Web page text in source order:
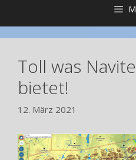
Toll was
bietet!
12. März 2021